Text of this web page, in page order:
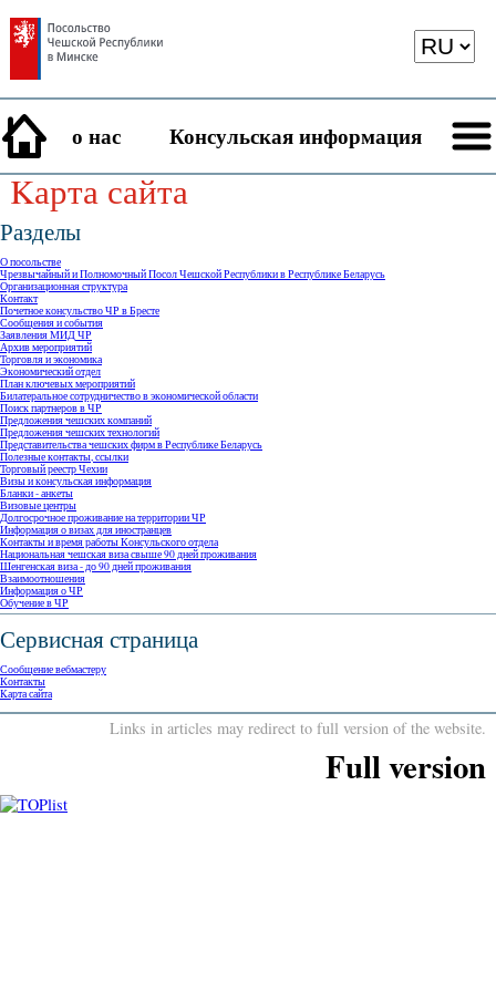
о нас Консульская информация
Kарта сайта
Разделы
О посольстве
Чрезвычайный и Полномочный Посол Чешской Республики в Республике Беларусь
Организационная структура
Контакт
Почетное консульство ЧР в Бресте
Сообщения и события
Заявления МИД ЧР
Архив мероприятий
Торговля и экономика
Экономический отдел
План ключевых мероприятий
Билатеральное сотрудничество в экономической области
Поиск партнеров в ЧР
Предложения чешских компаний
Предложения чешских технологий
Представительства чешских фирм в Республике Беларусь
Полезные контакты, ссылки
Торговый реестр Чехии
Визы и консульская информация
Бланки - анкеты
Визовые центры
Долгосрочное проживание на территории ЧР
Информация о визах для иностранцев
Контакты и время работы Консульского отдела
Национальная чешская виза свыше 90 дней проживания
Шенгенская виза - до 90 дней проживания
Взаимоотношения
Информация о ЧР
Обучение в ЧР
Сервисная страница
Сообщение вебмастеру
Контакты
Kарта сайта
Links in articles may redirect to full version of the website.
Full version